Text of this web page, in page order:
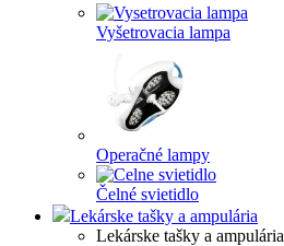
Vyšetrovacia lampa
Operačné lampy
Čelné svietidlo
Lekárske tašky a ampulária
Lekárske tašky a ampulária